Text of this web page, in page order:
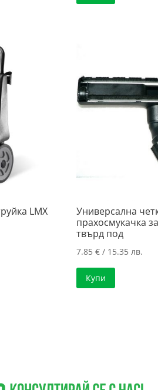
LMX
Универсална
прахосмукачка
твърд под
7.85 €/ 15.35 лв.
Купи